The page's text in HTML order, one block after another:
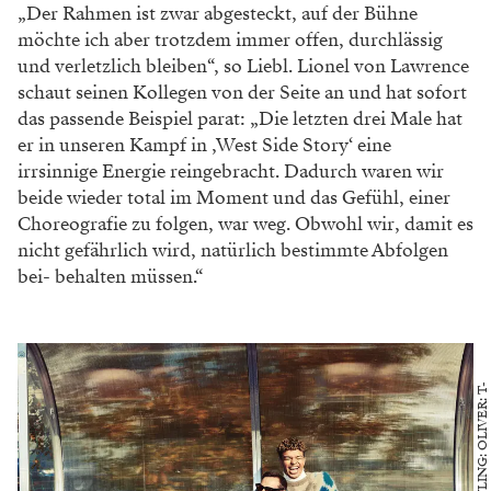
„Der Rahmen ist zwar abgesteckt, auf der Bühne
möchte ich aber trotzdem immer offen, durchlässig
und verletzlich bleiben“, so Liebl. Lionel von Lawrence
schaut seinenKollegen von der Seite an und hat sofort
das passende Beispiel parat: „Die letztendrei Male hat
er in unseren Kampf in ‚West Side Story‘ eine
irrsinnige Energiereingebracht. Dadurch waren wir
beide wieder total im Moment und das Gefühl, einer
Choreografie zu folgen, war weg.Obwohl wir, damit es
nicht gefährlichwird, natürlich bestimmte Abfolgen
bei- behalten müssen.“